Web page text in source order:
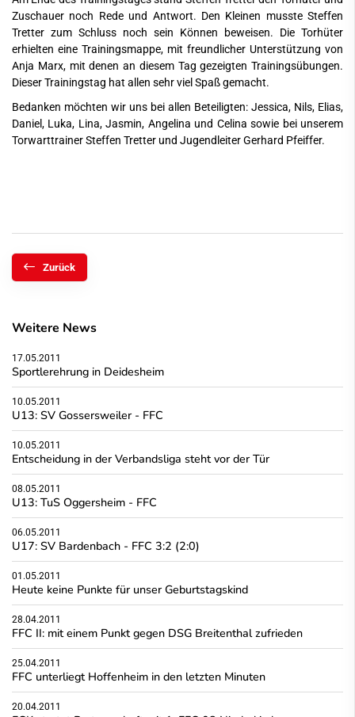
Zuschauer noch Rede und Antwort. Den Kleinen musste Steffen
Tretter zum Schluss noch sein Können beweisen. Die Torhüter
erhielten eine Trainingsmappe, mit freundlicher Unterstützung von
Anja Marx, mit denen an diesem Tag gezeigten Trainingsübungen.
Dieser Trainingstag hat allen sehr viel Spaß gemacht.
Bedanken möchten wir uns bei allen Beteiligten: Jessica, Nils, Elias,
Daniel, Luka, Lina, Jasmin, Angelina und Celina sowie bei unserem
Torwarttrainer Steffen Tretter und Jugendleiter Gerhard Pfeiffer.
Zurück
Weitere News
17.05.2011
Sportlerehrung in Deidesheim
10.05.2011
U13: SV Gossersweiler - FFC
10.05.2011
Entscheidung in der Verbandsliga steht vor der Tür
08.05.2011
U13: TuS Oggersheim - FFC
06.05.2011
U17: SV Bardenbach - FFC 3:2 (2:0)
01.05.2011
Heute keine Punkte für unser Geburtstagskind
28.04.2011
FFC II: mit einem Punkt gegen DSG Breitenthal zufrieden
25.04.2011
FFC unterliegt Hoffenheim in den letzten Minuten
20.04.2011